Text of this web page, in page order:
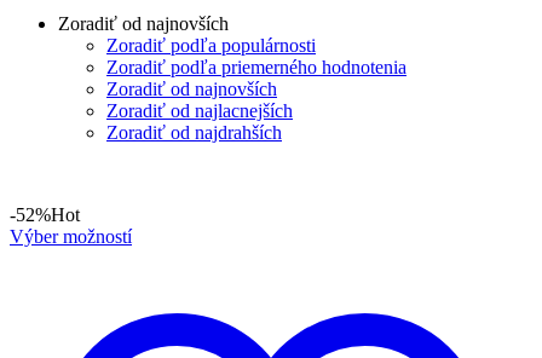
Zoradiť od najnovších
Zoradiť podľa populárnosti
Zoradiť podľa priemerného hodnotenia
Zoradiť od najnovších
Zoradiť od najlacnejších
Zoradiť od najdrahších
-52%Hot
Výber možností